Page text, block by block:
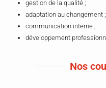
gestion de la qualité ;
adaptation au changement ;
communication interne ;
développement
Nos